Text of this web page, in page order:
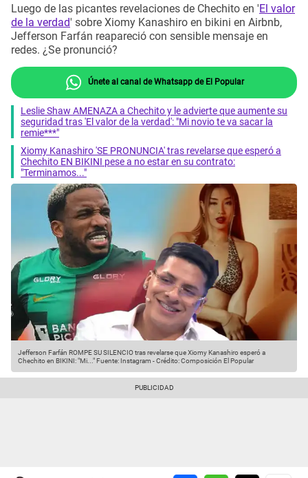
Luego de las picantes revelaciones de Chechito en 'El valor
de la verdad' sobre Xiomy Kanashiro en bikini en Airbnb,
Jefferson Farfán reapareció con sensible mensaje en
redes. ¿Se pronunció?
Únete al canal de Whatsapp de El Popular
Leslie Shaw AMENAZA a Chechito y le advierte que aumente su
seguridad tras 'El valor de la verdad': "Mi novio te va sacar la
remie***"
Xiomy Kanashiro 'SE PRONUNCIA' tras revelarse que esperó a
Chechito EN BIKINI pese a no estar en su contrato:
"Terminamos..."
Jefferson Farfán ROMPE SU SILENCIO tras revelarse que Xiomy Kanashiro esperó a
Chechito en BIKINI: "Mi..."Fuente: Instagram -Crédito: Composición El Popular